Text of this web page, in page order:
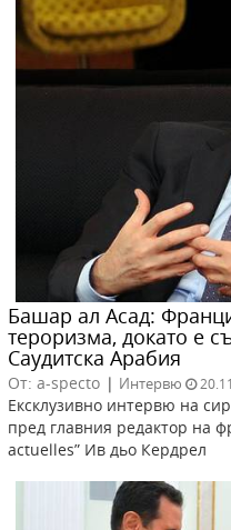
Башар ал Асад:
тероризма, докато е
Саудитска Арабия
От: a-specto | Интервю
Ексклузивно интервю на
пред главния редактор на
actuelles” Ив дьо Кердрел